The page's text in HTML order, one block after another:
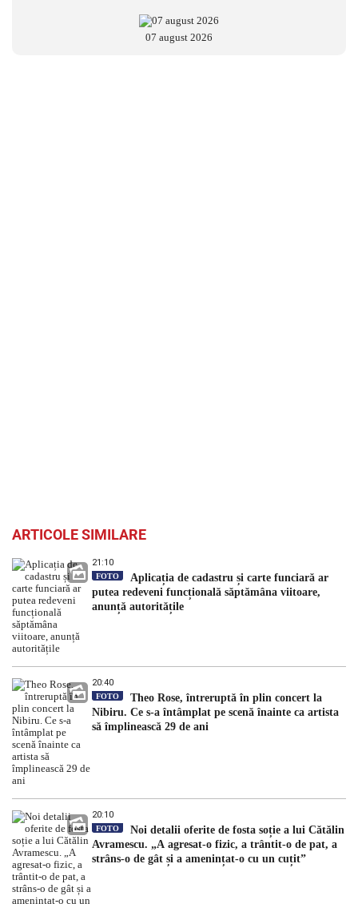
07 august 2026
ARTICOLE SIMILARE
21:10
FOTO
Aplicația de cadastru și carte funciară ar
putea redeveni funcțională săptămâna viitoare,
anunță autoritățile
20:40
FOTO
Theo Rose, întreruptă în plin concert la
Nibiru. Ce s-a întâmplat pe scenă înainte ca artista
să împlinească 29 de ani
20:10
FOTO
Noi detalii oferite de fosta soție a lui Cătălin
Avramescu. „A agresat-o fizic, a trântit-o de pat, a
strâns-o de gât și a amenințat-o cu un cuțit”